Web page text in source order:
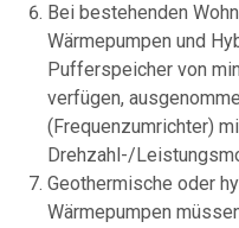
Bei bestehenden
Wärmepumpen und
Pufferspeicher von
verfügen,
(Frequenzumrichter)
Drehzahl-/
Geothermische oder
Wärmepumpen